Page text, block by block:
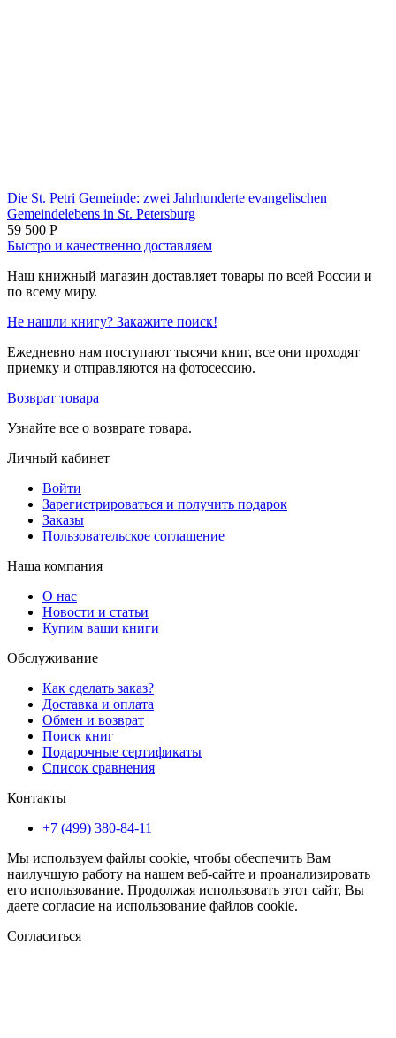
Die St. Petri Gemeinde: zwei Jahrhunderte evangelischen
Gemeindelebens in St. Petersburg
59 500 Р
Быстро и качественно доставляем
Наш книжный магазин доставляет товары по всей России и
по всему миру.
Не нашли книгу? Закажите поиск!
Ежедневно нам поступают тысячи книг, все они проходят
приемку и отправляются на фотосессию.
Возврат товара
Узнайте все о возврате товара.
Личный кабинет
Войти
Зарегистрироваться и получить подарок
Заказы
Пользовательское соглашение
Наша компания
О нас
Новости и статьи
Купим ваши книги
Обслуживание
Как сделать заказ?
Доставка и оплата
Обмен и возврат
Поиск книг
Подарочные сертификаты
Список сравнения
Контакты
+7 (499) 380-84-11
Мы используем файлы cookie, чтобы обеспечить Вам
наилучшую работу на нашем веб-сайте и проанализировать
его использование. Продолжая использовать этот сайт, Вы
даете согласие на использование файлов cookie.
Согласиться